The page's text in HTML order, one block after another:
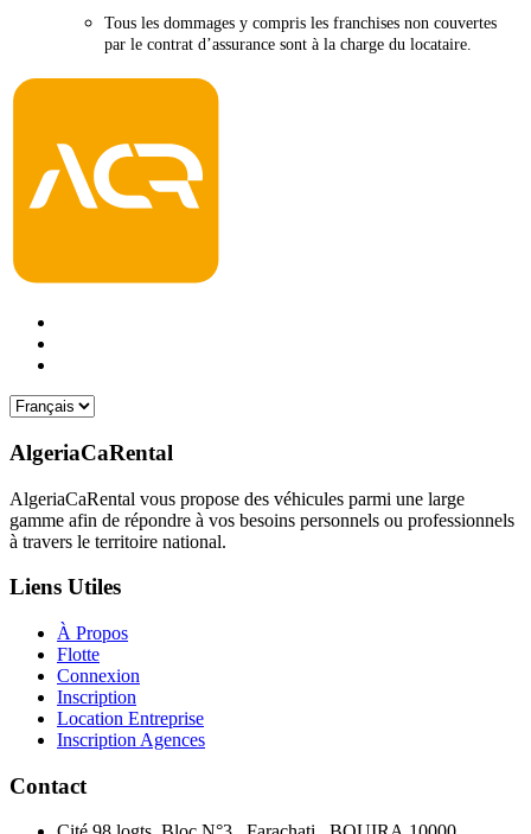
Tous les dommages y compris les franchises non couvertes
par le contrat d’assurance sont à la charge du locataire.
AlgeriaCaRental
AlgeriaCaRental vous propose des véhicules parmi une large
gamme afin de répondre à vos besoins personnels ou professionnels
à travers le territoire national.
Liens Utiles
À Propos
Flotte
Connexion
Inscription
Location Entreprise
Inscription Agences
Contact